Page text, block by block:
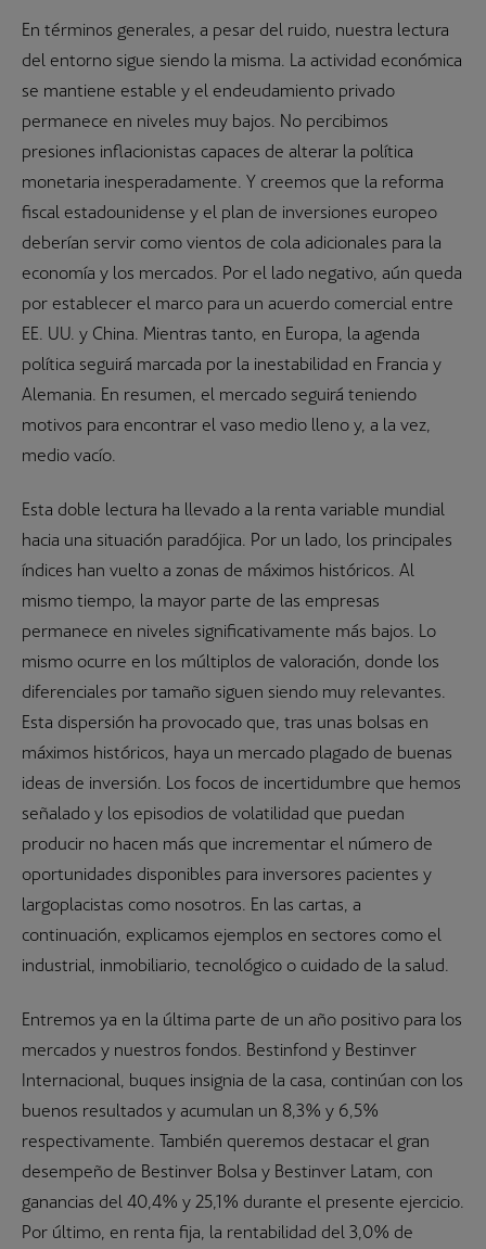
En términos generales, a pesar del ruido, nuestra lectura
del entorno sigue siendo la misma. La actividad económica
se mantiene estable y el endeudamiento privado
permanece en niveles muy bajos. No percibimos
presiones inflacionistas capaces de alterar la política
monetaria inesperadamente. Y creemos que la reforma
fiscal estadounidense y el plan de inversiones europeo
deberían servir como vientos de cola adicionales para la
economía y los mercados. Por el lado negativo, aún queda
por establecer el marco para un acuerdo comercial entre
EE. UU. y China. Mientras tanto, en Europa, la agenda
política seguirá marcada por la inestabilidad en Francia y
Alemania. En resumen, el mercado seguirá teniendo
motivos para encontrar el vaso medio lleno y, a la vez,
medio vacío.
Esta doble lectura ha llevado a la renta variable mundial
hacia una situación paradójica. Por un lado, los principales
índices han vuelto a zonas de máximos históricos. Al
mismo tiempo, la mayor parte de las empresas
permanece en niveles significativamente más bajos. Lo
mismo ocurre en los múltiplos de valoración, donde los
diferenciales por tamaño siguen siendo muy relevantes.
Esta dispersión ha provocado que, tras unas bolsas en
máximos históricos, haya un mercado plagado de buenas
ideas de inversión. Los focos de incertidumbre que hemos
señalado y los episodios de volatilidad que puedan
producir no hacen más que incrementar el número de
oportunidades disponibles para inversores pacientes y
largoplacistas como nosotros. En las cartas, a
continuación, explicamos ejemplos en sectores como el
industrial, inmobiliario, tecnológico o cuidado de la salud.
Entremos ya en la última parte de un año positivo para los
mercados y nuestros fondos. Bestinfond y Bestinver
Internacional, buques insignia de la casa, continúan con los
buenos resultados y acumulan un 8,3% y 6,5%
respectivamente. También queremos destacar el gran
desempeño de Bestinver Bolsa y Bestinver Latam, con
ganancias del 40,4% y 25,1% durante el presente ejercicio.
Por último, en renta fija, la rentabilidad del 3,0% de